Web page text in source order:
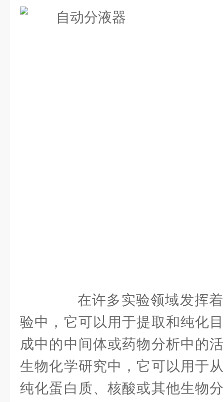
在许多实验领域发挥着
验中，它可以用于提取和纯化
成中的中间体或药物分析中的
生物化学研究中，它可以用于
纯化蛋白质、核酸或其他生物